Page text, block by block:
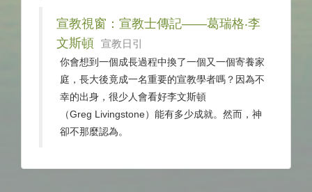
宣教視窗：宣教士傳記——葛瑞格‧李
文斯頓 宣教日引
你會想到一個成長過程中換了一個又一個寄養家
庭，長大後竟成一名重要的宣教學者嗎？因為不
幸的出身，很少人會看好李文斯頓
（Greg Livingstone）能有多少成就。然而，神
卻不那麼認為。